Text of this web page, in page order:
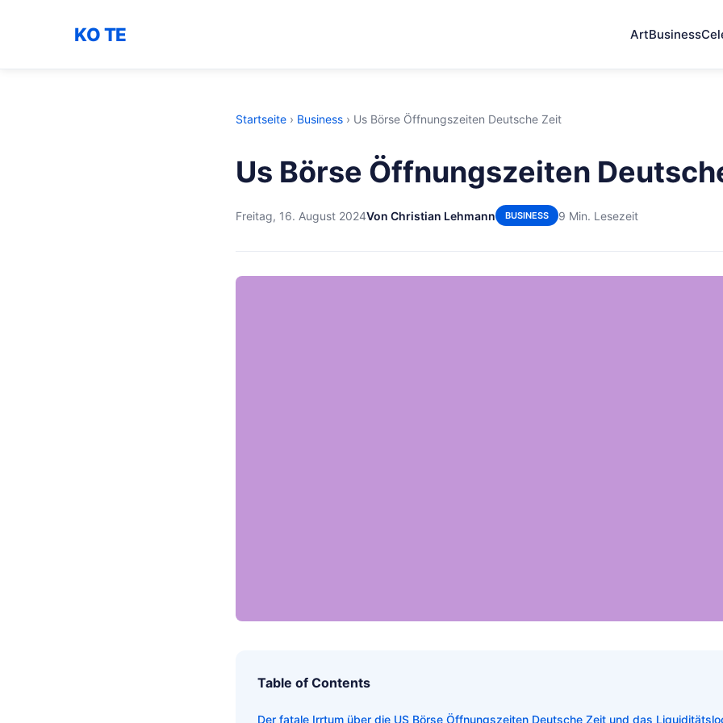
KO TE ArtBusiness
Startseite › Business › Us Börse Öffnungszeiten Deutsche Zeit
Us Börse Öffnungszeiten
Freitag, 16. August 2024Von Christian Lehmann BUSINESS 9 Min. Lesezeit
Table of Contents
Der fatale Irrtum über die US Börse Öffnungszeiten Deutsche Zeit und das